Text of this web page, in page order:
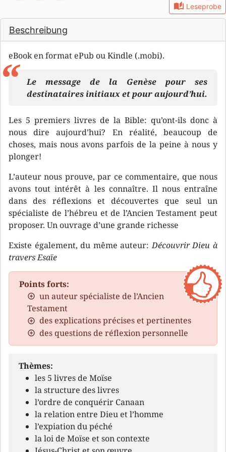
auto_stories Leseprobe
Beschreibung
eBook en format ePub ou Kindle (.mobi).
Le message de la Genèse pour ses
destinataires initiaux et pour aujourd’hui.
Les 5 premiers livres de la Bible: qu’ont-ils donc à
nous dire aujourd’hui? En réalité, beaucoup de
choses, mais nous avons parfois de la peine à nous y
plonger!
L’auteur nous prouve, par ce commentaire, que nous
avons tout intérêt à les connaître. Il nous entraîne
dans des réflexions et découvertes que seul un
spécialiste de l’hébreu et de l’Ancien Testament peut
proposer. Un ouvrage d’une grande richesse
Existe également, du même auteur:Découvrir Dieu à
travers Esaïe
Points forts:
un auteur spécialiste de l’Ancien
Testament
des explications précises et pertinentes
des questions de réflexion personnelle
Thèmes:
les 5 livres de Moïse
la structure des livres
l’ordre de conquérir Canaan
la relation entre Dieu et l’homme
l’expiation du péché
la loi de Moïse et son contexte